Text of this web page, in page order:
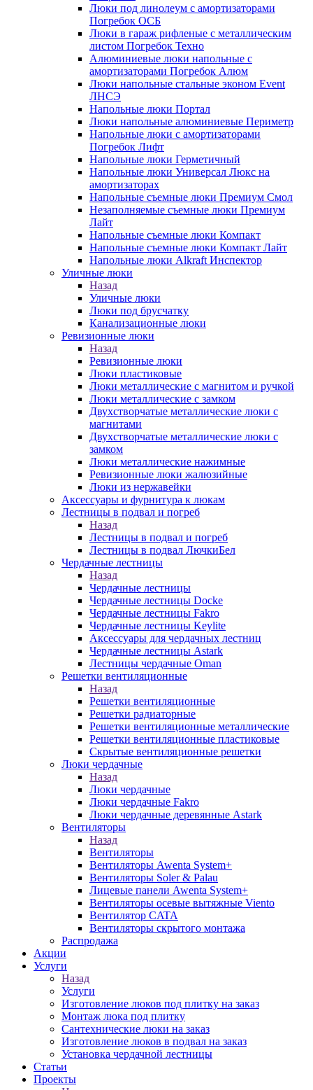
Люки под линолеум с амортизаторами
Погребок ОСБ
Люки в гараж рифленые с металлическим
листом Погребок Техно
Алюминиевые люки напольные с
амортизаторами Погребок Алюм
Люки напольные стальные эконом Event
ЛНСЭ
Напольные люки Портал
Люки напольные алюминиевые Периметр
Напольные люки с амортизаторами
Погребок Лифт
Напольные люки Герметичный
Напольные люки Универсал Люкс на
амортизаторах
Напольные съемные люки Премиум Смол
Незаполняемые съемные люки Премиум
Лайт
Напольные съемные люки Компакт
Напольные съемные люки Компакт Лайт
Напольные люки Alkraft Инспектор
Уличные люки
Назад
Уличные люки
Люки под брусчатку
Канализационные люки
Ревизионные люки
Назад
Ревизионные люки
Люки пластиковые
Люки металлические с магнитом и ручкой
Люки металлические с замком
Двухстворчатые металлические люки с
магнитами
Двухстворчатые металлические люки с
замком
Люки металлические нажимные
Ревизионные люки жалюзийные
Люки из нержавейки
Аксессуары и фурнитура к люкам
Лестницы в подвал и погреб
Назад
Лестницы в подвал и погреб
Лестницы в подвал ЛючкиБел
Чердачные лестницы
Назад
Чердачные лестницы
Чердачные лестницы Docke
Чердачные лестницы Fakro
Чердачные лестницы Keylite
Аксессуары для чердачных лестниц
Чердачные лестницы Astark
Лестницы чердачные Oman
Решетки вентиляционные
Назад
Решетки вентиляционные
Решетки радиаторные
Решетки вентиляционные металлические
Решетки вентиляционные пластиковые
Скрытые вентиляционные решетки
Люки чердачные
Назад
Люки чердачные
Люки чердачные Fakro
Люки чердачные деревянные Astark
Вентиляторы
Назад
Вентиляторы
Вентиляторы Awenta System+
Вентиляторы Soler & Palau
Лицевые панели Awenta System+
Вентиляторы осевые вытяжные Viento
Вентилятор CATA
Вентиляторы скрытого монтажа
Распродажа
Акции
Услуги
Назад
Услуги
Изготовление люков под плитку на заказ
Монтаж люка под плитку
Сантехнические люки на заказ
Изготовление люков в подвал на заказ
Установка чердачной лестницы
Статьи
Проекты